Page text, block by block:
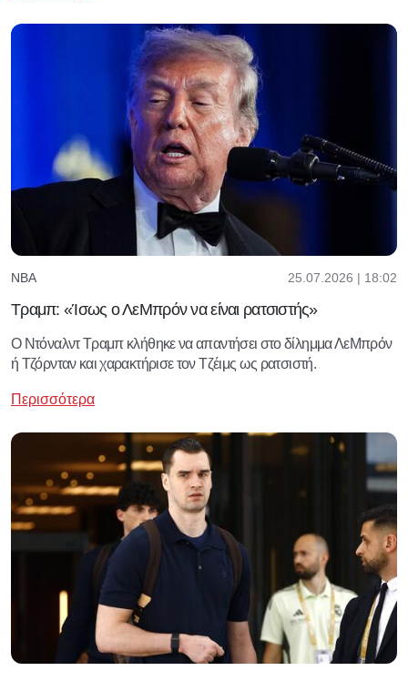
NBA 25.07.2026 | 18:02
Τραμπ: «Ίσως ο ΛεΜπρόν να είναι ρατσιστής»
Ο Ντόναλντ Τραμπ κλήθηκε να απαντήσει στο δίλημμα ΛεΜπρόν
ή Τζόρνταν και χαρακτήρισε τον Τζέιμς ως ρατσιστή.
Περισσότερα